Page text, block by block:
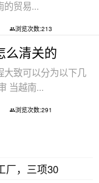
的贸易...
浏览次数:213
么清关的
大致可以分为以下几
当越南...
浏览次数:291
厂，三项30